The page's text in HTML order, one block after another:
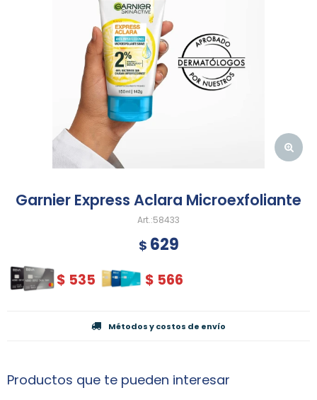
Garnier Express Aclara Microexfoliante
58433
$ 629
$ 535 $ 566
Métodos y costos de envío
Productos que te pueden interesar